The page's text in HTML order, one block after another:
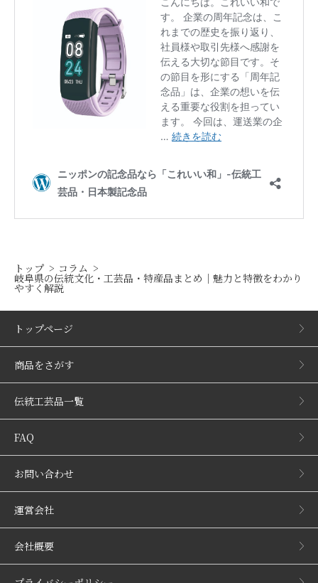
トップ コラム
岐阜県の伝統文化・工芸品・特産品まとめ｜魅力と特徴をわかり
やすく解説
トップページ
商品をさがす
伝統工芸品一覧
FAQ
お問い合わせ
運営会社
会社概要